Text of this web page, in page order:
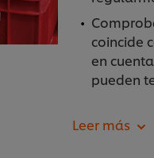
coincide
en
pueden